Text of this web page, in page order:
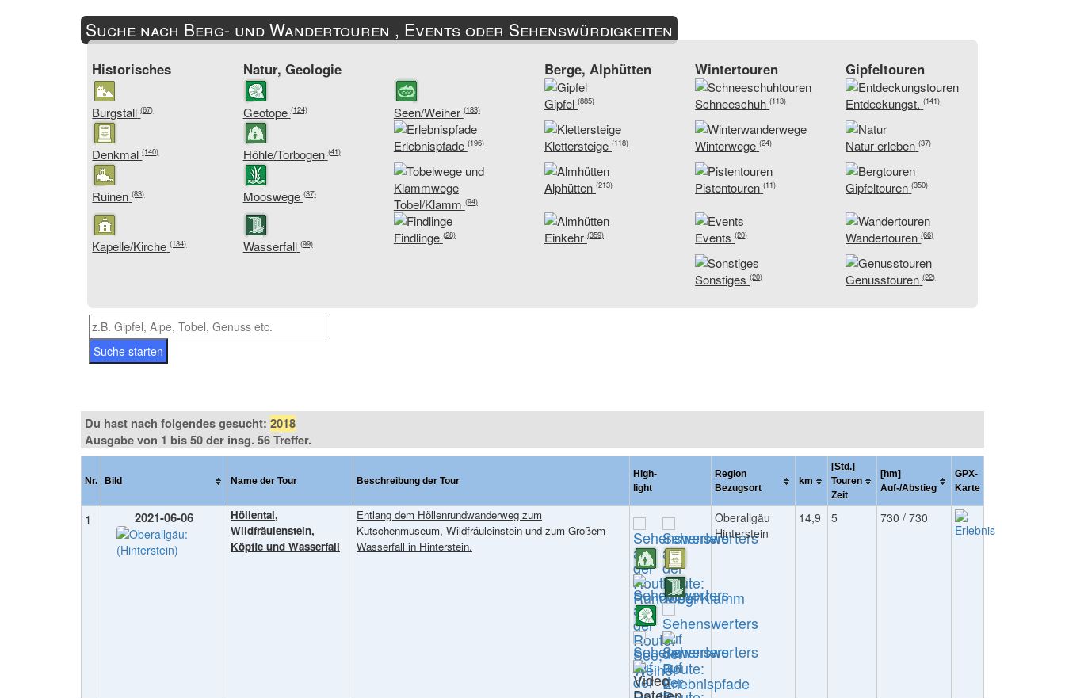
Suche nach Berg- und Wandertouren , Events oder Sehenswürdigkeiten
Historisches Natur, Geologie Berge, Alphütten Wintertouren Gipfeltouren
Burgstall (67) Geotope(124) Seen/Weiher (183) Gipfel (885) Schneeschuh (113) Entdeckungst. (141)
Denkmal (140) Höhle/Torbogen (41) Erlebnispfade (196) Klettersteige (118) Winterwege (24) Natur erleben (37)
Ruinen (83) Mooswege (37)
Tobel/Klamm (94)
Alphütten (213) Pistentouren (11) Gipfeltouren (350)
Kapelle/Kirche (134) Wasserfall (99) Findlinge (28) Einkehr (359) Events (20) Wandertouren (66)
Sonstiges (20) Genusstouren (22)
Du hast nach folgendes gesucht: 2018
Ausgabe von 1 bis 50 der insg. 56 Treffer.
Nr. Bild Name der Tour Beschreibung der Tour
High-
light
Region
Bezugsort
km
[Std.]
Touren
Zeit
[hm]
Auf-/Abstieg
GPX-
Karte
1 2021-06-06
Höllental,
Wildfräulenstein,
Köpfle und Wasserfall
Entlang dem Höllenrundwanderweg zum
Kutschenmuseum, Wildfräuleinstein und zum Großem
Wasserfall in Hinterstein.
Oberallgäu
Hinterstein
14,9 5 730 / 730